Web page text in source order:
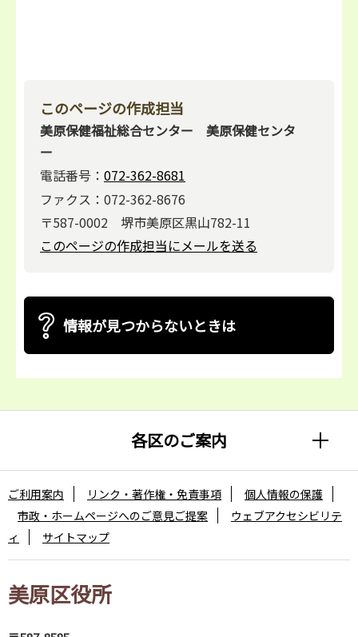
このページの作成担当
美原保健福祉総合センター 美原保健センタ
ー
電話番号： 072-362-8681
ファクス：072-362-8676
〒587-0002 堺市美原区黒山782-11
このページの作成担当にメールを送る
情報が見つからないときは
各区のご案内
美原区役所
ご利用案内 リンク・著作権・免責事項
個人情報の保護
市政・ホームページへのご意見ご提案
ウェブアクセシビリテ
ィ
サイトマップ